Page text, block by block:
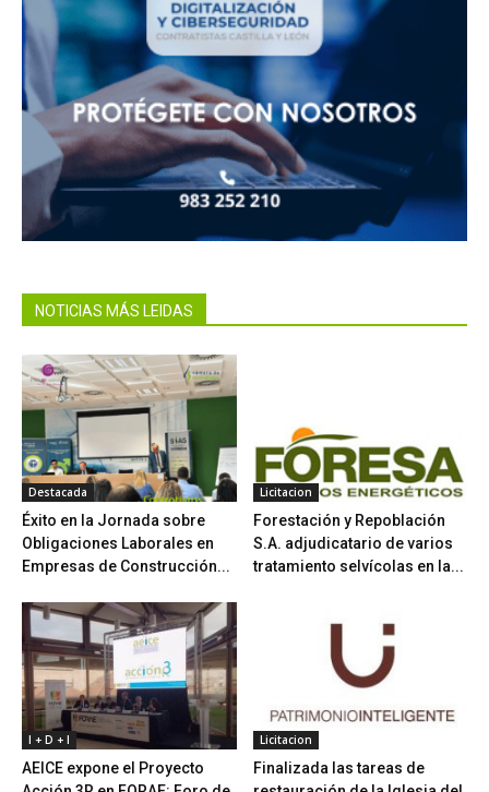
NOTICIAS MÁS LEIDAS
Destacada
Éxito en la Jornada sobre
Obligaciones Laborales en
Empresas de Construcción...
Licitacion
Forestación y Repoblación
S.A. adjudicatario de varios
tratamiento selvícolas en la...
I + D + I
AEICE expone el Proyecto
Licitacion
Finalizada las tareas de